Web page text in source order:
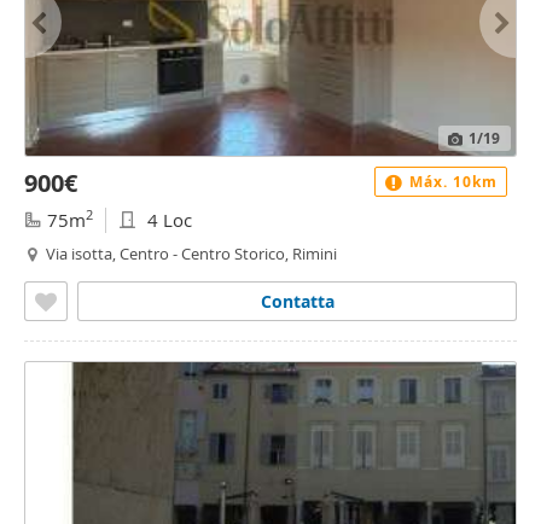
1/19
900€
75m2 4 Loc
Via isotta, Centro - Centro Storico, Rimini
Contatta
Máx. 10km